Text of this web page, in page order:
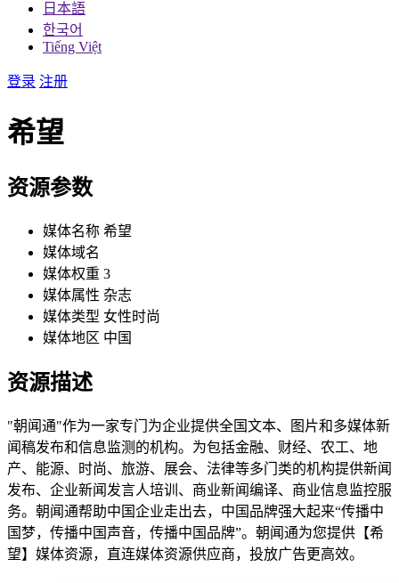
日本語
한국어
Tiếng Việt
登录 注册
希望
资源参数
媒体名称 希望
媒体域名
媒体权重 3
媒体属性 杂志
媒体类型 女性时尚
媒体地区 中国
资源描述
"朝闻通"作为一家专门为企业提供全国文本、图片和多媒体新
闻稿发布和信息监测的机构。为包括金融、财经、农工、地
产、能源、时尚、旅游、展会、法律等多门类的机构提供新闻
发布、企业新闻发言人培训、商业新闻编译、商业信息监控服
务。朝闻通帮助中国企业走出去，中国品牌强大起来“传播中
国梦，传播中国声音，传播中国品牌”。朝闻通为您提供【希
望】媒体资源，直连媒体资源供应商，投放广告更高效。